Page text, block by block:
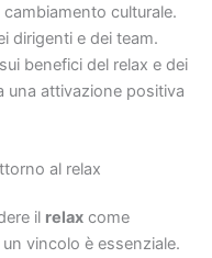
culturale.
dirigenti e dei team.
benefici del relax e dei
una attivazione positiva
al relax
il relax come
vincolo è essenziale.